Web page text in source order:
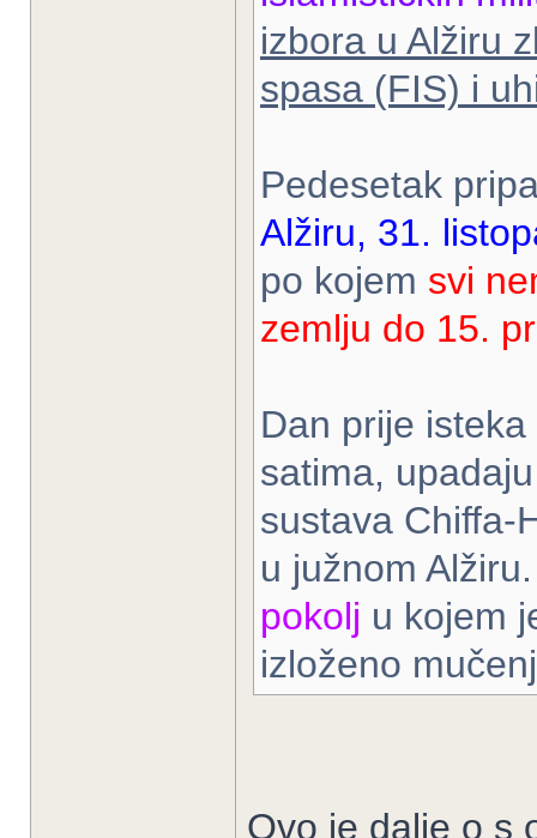
izbora u Alžiru
spasa (FIS) i
Pedesetak
Alžiru, 31.
po kojem svi
zemlju do 15.
Dan prije
satima,
sustava Chiffa-
u južnom
pokolj u kojem
izloženo
Ovo je dalje o s